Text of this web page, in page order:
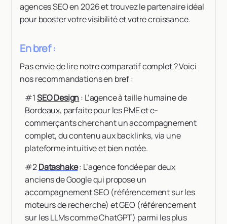
agences SEO en 2026 et trouvez le partenaire idéal
pour booster votre visibilité et votre croissance.
En bref :
Pas envie de lire notre comparatif complet ? Voici
nos recommandations en bref :
#1SEO Design: L’agence à taille humaine de
Bordeaux, parfaite pour les PME et e-
commerçants cherchant un accompagnement
complet, du contenu aux backlinks, via une
plateforme intuitive et bien notée.
#2Datashake: L’agence fondée par deux
anciens de Google qui propose un
accompagnement SEO (référencement sur les
moteurs de recherche) et GEO (référencement
sur les LLMs comme ChatGPT) parmi les plus